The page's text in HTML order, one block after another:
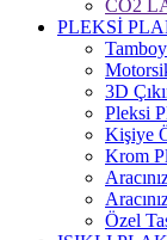
CO2
PLEKSİ
3D
Pleksi
Kişiye
Krom
Özel